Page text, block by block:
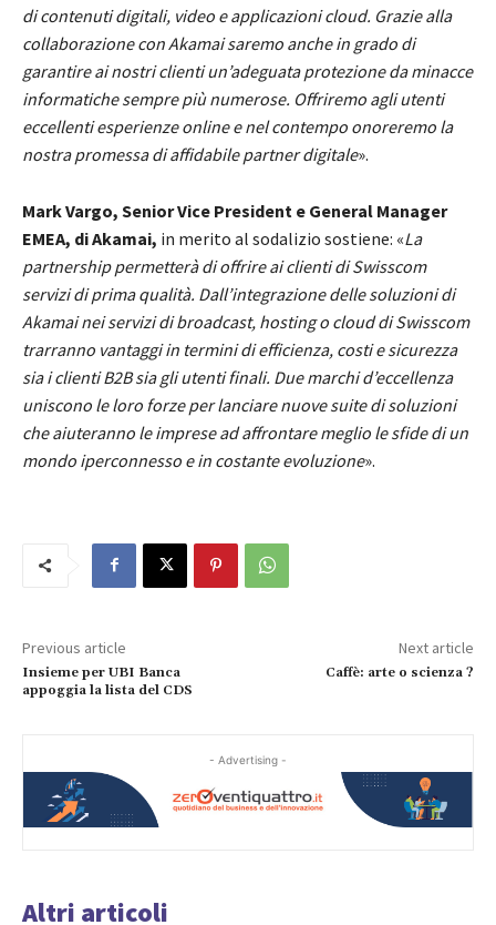
di contenuti digitali, video e applicazioni cloud. Grazie alla
collaborazione con Akamai saremo anche in grado di
garantire ai nostri clienti un’adeguata protezione da minacce
informatichesempre più numerose. Offriremo agli utenti
eccellenti esperienze online e nel contempo onoreremo la
nostra promessa di affidabile partner digitale».
Mark Vargo, Senior Vice President e General Manager
EMEA, di Akamai, in merito al sodalizio sostiene: «La
partnership permetterà di offrire ai clienti di Swisscom
servizi di prima qualità. Dall’integrazione delle soluzioni di
Akamai nei servizi di broadcast, hosting o cloud di Swisscom
trarranno vantaggi in termini di efficienza, costi e sicurezza
sia i clienti B2B sia gli utenti finali. Due marchi d’eccellenza
uniscono le loro forze per lanciare nuove suite di soluzioni
che aiuteranno le imprese ad affrontare meglio le sfide di un
mondo iperconnesso e in costante evoluzione».
Previous article
Insieme per UBI Banca
appoggia la lista del CDS
Next article
Caffè: arte o scienza ?
- Advertising -
Altri articoli